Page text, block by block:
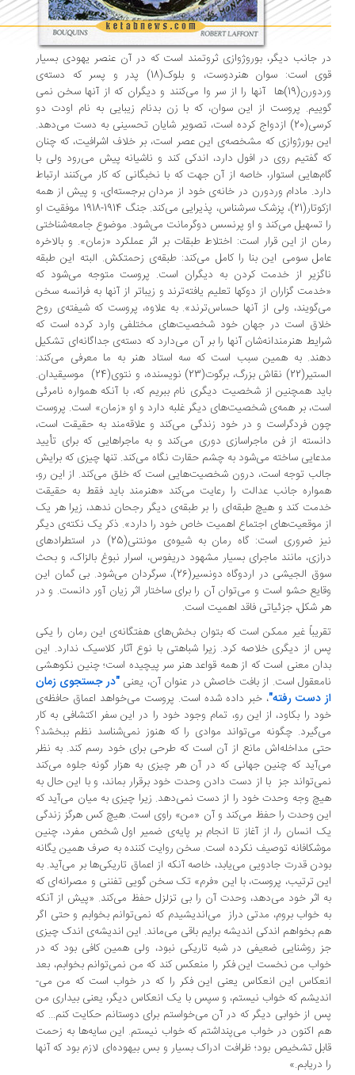
جانب دیگر، بوروژوازی ثروتمند است که در آن عنصر یهودی بسیار
قوی است: سوان هنردوست، و بلوک(18) پدر و پسر که دسته­‌ی
وردورن(19)ها آنها را از سر وا می­‌کنند و دیگران که از آنها سخن نمی­‌
پروست از این سوان، که با زن بدنام زیبایی به نام اودت دو
کرسی(20) ازدواج کرده است، تصویر شایان تحسینی به دست می‌­دهد.
بورژوازی که مشخصه‌­ی این عصر است، بر خلاف اشرافیت، که چنان
گفتیم روی در افول دارد، اندکی کند و ناشیانه پیش می­‌رود ولی با
استوار، خاصه از آن جهت که با نخبگانی که کار می­‌کنند ارتباط
مادام وردورن در خانه­‌ی خود از مردان برجسته‌­ای، و پیش از همه
ازکوتار(21)، پزشک سرشناس، پذیرایی می­‌کند. جنگ 1914-1918 موفقیت او
تسهیل می‌­کند و او پرنسس دوگرمانت می­‌شود. موضوع جامعه‌­شناختی
از این قرار است: اختلاط طبقات بر اثر عملکرد «زمان». و بالاخره
سومی این بنا را کامل می­‌کند: طبقه­‌ی زحمت­کش. البته این طبقه
از خدمت کردن به دیگران است. پروست متوجه می­‌شود که
گزاران از دوکها تعلیم یافته‌­ترند و زیباتر از آنها به فرانسه سخن
ولی از آنها حساس­‌ترند». به علاوه، پروست که شیفته‌­ی روح
است در جهان خود شخصیت‌های مختلفی وارد کرده است که
هنرمندانه‌­شان آنها را بر آن می­‌دارد که دسته‌­ی جداگانه‌­ای تشکیل
به همین سبب است که سه استاد هنر به ما معرفی می­‌کند:
الستیر(22) نقاش بزرگ، برگوت(23) نویسنده، و نتوی(24) موسیقی­دان.
همچنین از شخصیت دیگری نام ببریم که، با آنکه همواره نامرئی
بر همه‌ی شخصیت‌های دیگر غلبه دارد و او «زمان» است. پروست
فردگراست و در خود زندگی می­‌کند و علاقه­‌مند به حقیقت است،
از فن ماجراسازی دوری می­‌کند و به ماجراهایی که برای تأیید
ساخته می­‌شود به چشم حقارت نگاه می­‌کند. تنها چیزی که برایش
توجه است، درون شخصیت‌هایی است که خلق می‌­کند. از این رو،
جانب عدالت را رعایت می­‌کند «هنرمند باید فقط به حقیقت
کند و هیچ طبقه‌­ای را بر طبقه‌­ی دیگر رجحان ندهد، زیرا هر یک
موقعیت­‌های اجتماع اهمیت خاص خود را دارد». ذکر یک نکته­‌ی دیگر
نیز ضروری است: گاه رمان به شیوه­‌ی مونتنی(25) در استطرادهای
مانند ماجرای بسیار مشهود دریفوس، اسرار نبوغ بالزاک، و بحث
سوق الجیشی در اردوگاه دونسیر(26)، سرگردان می­‌شود. بی گمان این
حشو است و می‌­توان آن را برای ساختار اثر زیان آور دانست. و در
شکل، جزئیاتی فاقد اهمیت است.
غیر ممکن است که بتوان بخش‌های هفتگانه­‌ی این رمان را یکی
از دیگری خلاصه کرد. زیرا شباهتی با نوع آثار کلاسیک ندارد. این
معنی است که از همه قواعد هنر سر پیچیده است؛ چنین نکوهشی
است. از بافت خاصش در عنوان آن، یعنی"در جستجوی زمان
دست رفته"، خبر داده شده است. پروست می‌­خواهد اعماق حافظه‌­ی
را بکاود، از این رو، تمام وجود خود را در این سفر اکتشافی به کار
چگونه می­‌تواند موادی را که هنوز نمی­‌شناسد نظم ببخشد؟
مداخله‌­اش مانع از آن است که طرحی برای خود رسم کند. به نظر
که چنین جهانی که در آن هر چیزی به هزار گونه جلوه می­‌کند
جز با از دست دادن وحدت خود برقرار بماند، و با این حال به
وجه وحدت خود را از دست نمی‌­دهد. زیرا چیزی به میان می­‌آید که
وحدت را حفظ می­‌کند و آن «من» راوی است. هیچ کس هرگز زندگی
انسان را، از آغاز تا انجام بر پایه‌­ی ضمیر اول شخص مفرد، چنین
توصیف نکرده است. سخن روایت کننده به صرف همین یگانه
قدرت جادویی می­‌یابد، خاصه آنکه از اعماق تاریکی‌ها بر می­‌آید. به
ترتیب، پروست، با این «فرم» تک سخن گویی تفننی و مصرانه‌­ای که
اثر خود می­‌دهد، وحدت آن را بی تزلزل حفظ می­‌کند. «پیش از آنکه
خواب بروم، مدتی دراز می‌­اندیشیدم که نمی­‌توانم بخوابم و حتی اگر
بخواهم اندکی اندیشه برایم باقی می­‌ماند. این اندیشه­‌ی اندک چیزی
روشنایی ضعیفی در شبه تاریکی نبود، ولی همین کافی بود که در
من نخست این فکر را منعکس کند که من نمی‌­توانم بخوابم، بعد
این انعکاس یعنی این فکر را که در خواب است که من می‌­
که خواب نیستم، و سپس با یک انعکاس دیگر، یعنی بیداری من
از خوابی دیگر که در آن می­‌خواستم برای دوستانم حکایت کنم... که
اکنون در خواب می‌پنداشتم که خواب نیستم. این سایه‌­ها به زحمت
تشخیص بود؛ ظرافت ادراک بسیار و بس بیهوده‌­ای لازم بود که آنها
دریابم.»